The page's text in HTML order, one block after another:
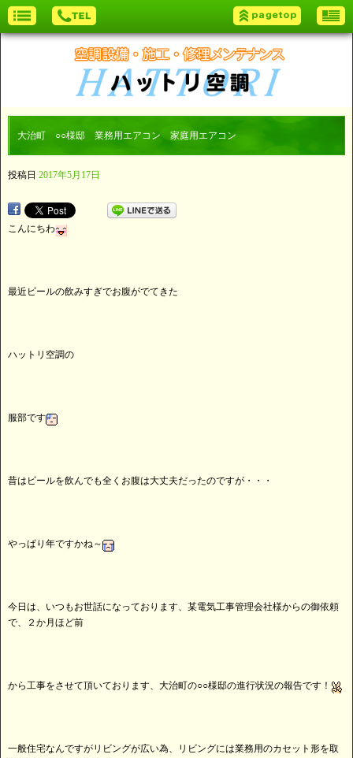
大治町 ○○様邸 業務用エアコン 家庭用エアコン
投稿日 2017年5月17日
こんにちわ
最近ビールの飲みすぎでお腹がでてきた
ハットリ空調の
服部です
昔はビールを飲んでも全くお腹は大丈夫だったのですが・・・
やっぱり年ですかね～
今日は、いつもお世話になっております、某電気工事管理会社様からの御依頼
で、２か月ほど前
から工事をさせて頂いております、大治町の○○様邸の進行状況の報告です！
一般住宅なんですがリビングが広い為、リビングには業務用のカセット形を取